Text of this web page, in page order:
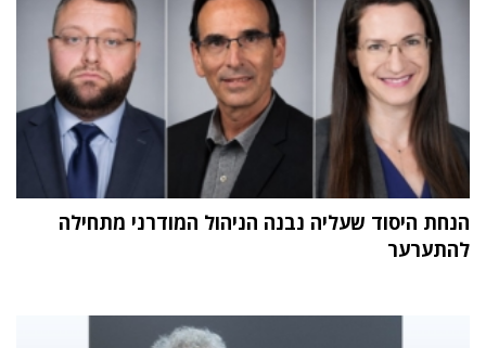
הנחת היסוד שעליה נבנה הניהול המודרני מתחילה
להתערער